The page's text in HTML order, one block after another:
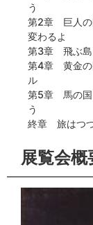
う
第2章 巨人の
変わるよ
第3章 飛ぶ島
第4章 黄金の
ル
第5章 馬の国
う
終章 旅はつ
展覧会概